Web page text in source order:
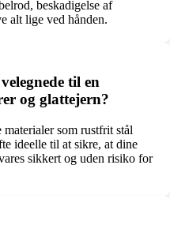
beskadigelse af
alt lige ved hånden.
til en
og glattejern?
som rustfrit stål
ideelle til at sikre, at dine
sikkert og uden risiko for